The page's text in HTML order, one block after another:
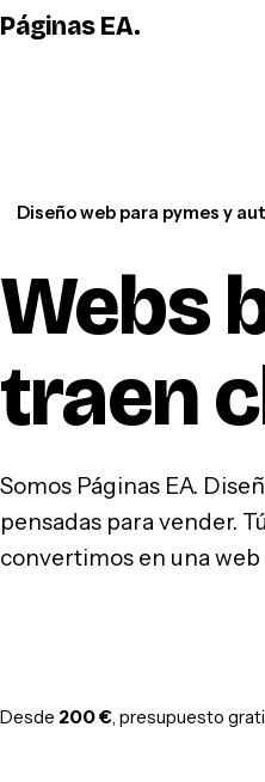
Páginas EA.
Diseño web para pymes y
Webs
traen
Somos Páginas EA.
pensadas para vender.
convertimos en una
Desde 200 €, presupuesto